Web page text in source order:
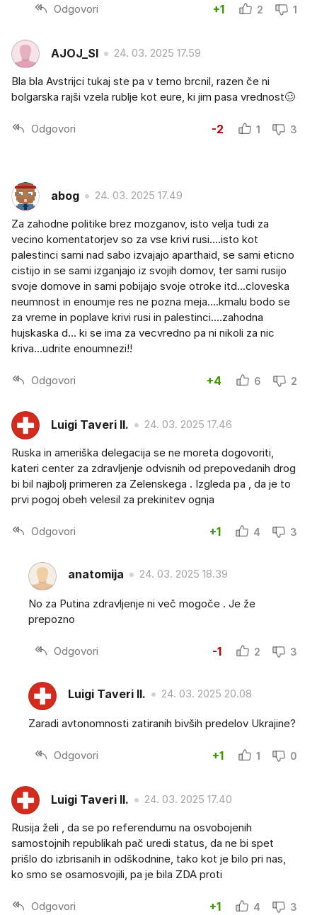
Odgovori +1 2 1
AJOJ_SI 24. 03. 2025 17.59
Bla bla Avstrijci tukaj ste pa v temo brcnil, razen če ni
bolgarska rajši vzela rublje kot eure, ki jim pasa vrednost🥴
Odgovori -2 1 3
abog 24. 03. 2025 17.49
Za zahodne politike brez mozganov, isto velja tudi za
vecino komentatorjev so za vse krivi rusi....isto kot
palestinci sami nad sabo izvajajo aparthaid, se sami eticno
cistijo in se sami izganjajo iz svojih domov, ter sami rusijo
svoje domove in sami pobijajo svoje otroke itd...cloveska
neumnost in enoumje res ne pozna meja....kmalu bodo se
za vreme in poplave krivi rusi in palestinci....zahodna
hujskaska d... ki se ima za vecvredno pa ni nikoli za nic
kriva...udrite enoumnezi!!
Odgovori +4 6 2
Luigi Taveri II. 24. 03. 2025 17.46
Ruska in ameriška delegacija se ne moreta dogovoriti,
kateri center za zdravljenje odvisnih od prepovedanih drog
bi bil najbolj primeren za Zelenskega . Izgleda pa , da je to
prvi pogoj obeh velesil za prekinitev ognja
Odgovori +1 4 3
anatomija 24. 03. 2025 18.39
No za Putina zdravljenje ni več mogoče . Je že
prepozno
Odgovori -1 2 3
Luigi Taveri II. 24. 03. 2025 20.08
Zaradi avtonomnosti zatiranih bivših predelov Ukrajine?
Odgovori +1 1 0
Luigi Taveri II. 24. 03. 2025 17.40
Rusija želi , da se po referendumu na osvobojenih
samostojnih republikah pač uredi status, da ne bi spet
prišlo do izbrisanih in odškodnine, tako kot je bilo pri nas,
ko smo se osamosvojili, pa je bila ZDA proti
Odgovori +1 4 3